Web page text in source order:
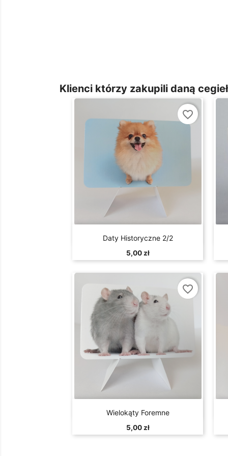
Klienci którzy zakupili daną
Szybki podgląd
Daty Historyczne 2/2
5,00 zł
favorite_border
Szybki podgląd
Wielokąty Foremne
5,00 zł
favorite_border